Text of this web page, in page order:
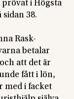
prövat i Högsta
38.
Rask-
betalar
att det är
fått i lön,
med i facket